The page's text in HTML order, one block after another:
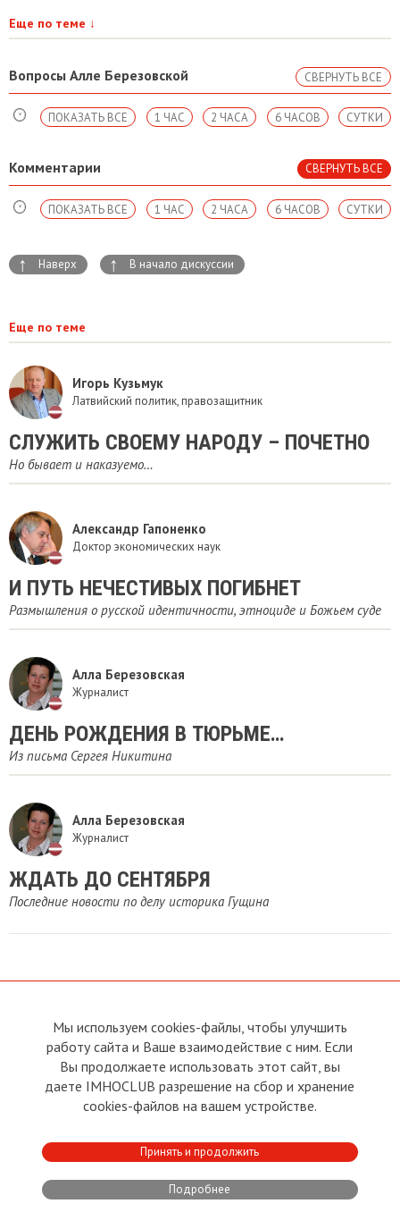
Еще по теме ↓
Вопросы Алле Березовской СВЕРНУТЬ ВСЕ
СУТКИ
6 ЧАСОВ
2 ЧАСА
1 ЧАС
ПОКАЗАТЬ ВСЕ
Комментарии СВЕРНУТЬ ВСЕ
СУТКИ
6 ЧАСОВ
2 ЧАСА
1 ЧАС
ПОКАЗАТЬ ВСЕ
↑ Наверх ↑ В начало дискуссии
Еще по теме
Игорь Кузьмук
Латвийский политик, правозащитник
СЛУЖИТЬ СВОЕМУ НАРОДУ – ПОЧЕТНО
Но бывает и наказуемо…
Александр Гапоненко
Доктор экономических наук
И ПУТЬ НЕЧЕСТИВЫХ ПОГИБНЕТ
Размышления о русской идентичности, этноциде и Божьем суде
Алла Березовская
Журналист
ДЕНЬ РОЖДЕНИЯ В ТЮРЬМЕ…
Из письма Сергея Никитина
Алла Березовская
Журналист
ЖДАТЬ ДО СЕНТЯБРЯ
Последние новости по делу историка Гущина
О сайте
Условия пользования
Политика конфиденциальности
Прямая связь с
Председателем
Прямая связь c членами клуба
Реклама
Контакты
Developed by:CRA
Club
Мы используем cookies-файлы, чтобы улучшить
работу сайта и Ваше взаимодействие с ним. Если
Вы продолжаете использовать этот сайт, вы
даете IMHOCLUB разрешение на сбор и хранение
cookies-файлов на вашем устройстве.
Принять и продолжить
Подробнее